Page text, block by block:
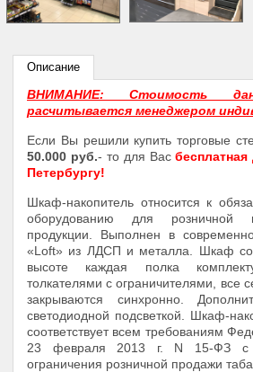
Описание
ВНИМАНИЕ: Стоимость
расчитывается менеджером
Если Вы решили купить торговые
50.000 руб.- то для Васбесплатная
Петербургу!
Шкаф-накопитель относится к
оборудованию для розничной
продукции. Выполнен в
«Loft» из ЛДСП и металла. Шкаф
высоте каждая полка
толкателями с ограничителями, все
закрываются синхронно.
светодиодной подсветкой. Шкаф-
соответствует всем требованиям
23 февраля 2013 г. N 15-ФЗ
ограничения розничной продажи